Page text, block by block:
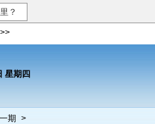
？
星期四
期 >